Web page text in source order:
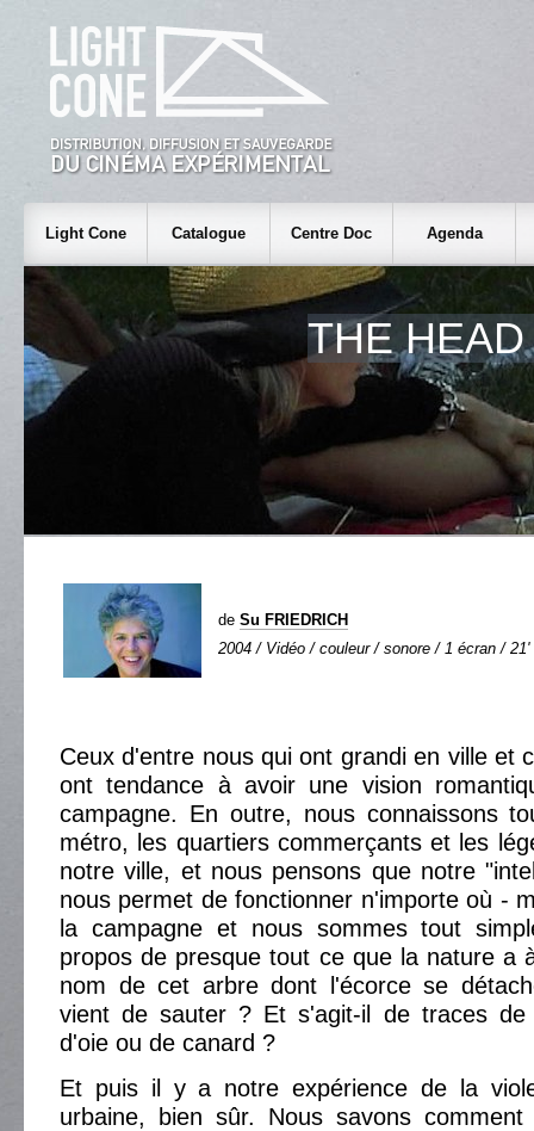
Light Cone Catalogue Centre Doc Agenda
THE
de Su FRIEDRICH
2004 / Vidéo / couleur / sonore / 1 écran / 21'
Ceux d'entre nous qui ont grandi en ville et
ont tendance à avoir une vision
campagne. En outre, nous connaissons
métro, les quartiers commerçants et les
notre ville, et nous pensons que notre
nous permet de fonctionner n'importe où -
la campagne et nous sommes tout
propos de presque tout ce que la nature a
nom de cet arbre dont l'écorce se
vient de sauter ? Et s'agit-il de traces de
d'oie ou de canard ?
Et puis il y a notre expérience de la
urbaine, bien sûr. Nous savons